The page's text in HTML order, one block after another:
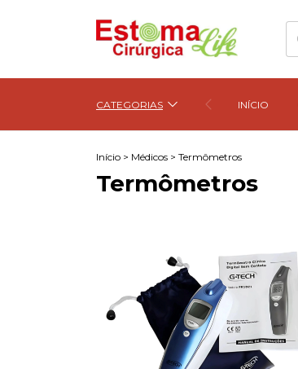
CATEGORIAS INÍCIO
Início > Médicos > Termômetros
Termômetros